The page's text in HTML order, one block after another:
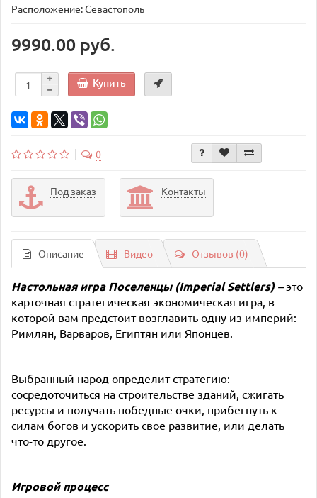
Расположение: Севастополь
9990.00 руб.
Купить
0
Под заказ Контакты
Описание Видео Отзывов (0)
Настольная играПоселенцы (Imperial Settlers)–это
карточная стратегическая экономическая игра, в
которой вам предстоит возглавить одну из империй:
Римлян, Варваров, Египтян или Японцев.
Выбранный народ определит стратегию:
сосредоточиться на строительстве зданий, сжигать
ресурсы и получать победные очки, прибегнуть к
силам богов и ускорить свое развитие, или делать
что-то другое.
Игровой процесс